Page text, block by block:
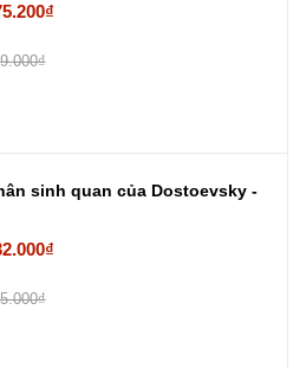
sinh quan của Dostoevsky -